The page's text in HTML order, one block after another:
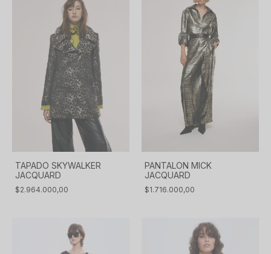
TAPADO SKYWALKER
JACQUARD
$2.964.000,00
PANTALON MICK
JACQUARD
$1.716.000,00